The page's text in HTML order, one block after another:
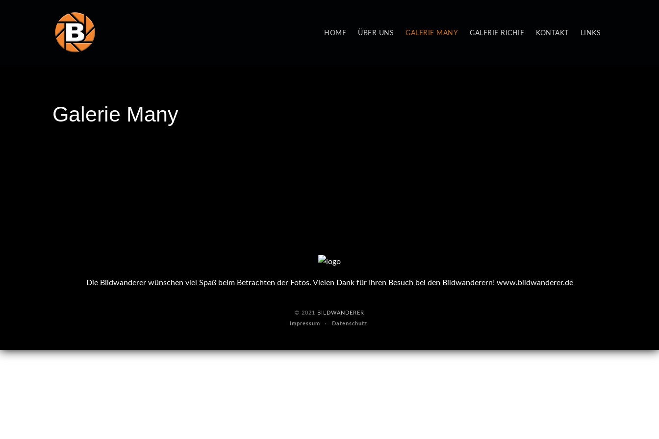
HOME ÜBER UNS GALERIE MANY GALERIE RICHIE KONTAKT LINKS
Galerie Many
Die Bildwanderer wünschen viel Spaß beim Betrachten der Fotos. Vielen Dank für Ihren Besuch bei den Bildwanderern! www.bildwanderer.de
© 2021
BILDWANDERER
Impressum
Datenschutz